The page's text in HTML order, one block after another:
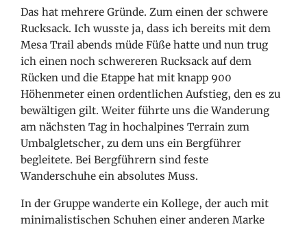
Das hat mehrere Gründe. Zum einen der schwere
Rucksack. Ich wusste ja, dass ich bereits mit dem
Mesa Trail abends müde Füße hatte und nun trug
ich einen noch schwereren Rucksack auf dem
Rücken und die Etappe hat mit knapp 900
Höhenmeter einen ordentlichen Aufstieg, den es zu
bewältigen gilt. Weiter führte uns die Wanderung
am nächsten Tag in hochalpines Terrain zum
Umbalgletscher, zu dem uns ein Bergführer
begleitete. Bei Bergführern sind feste
Wanderschuhe ein absolutes Muss.
In der Gruppe wanderte ein Kollege, der auch mit
minimalistischen Schuhen einer anderen Marke